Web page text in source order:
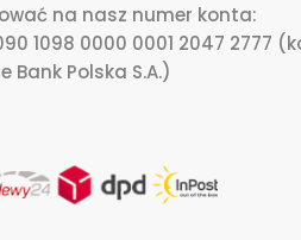
na nasz numer konta:
1098 0000 0001 2047 2777
Bank Polska S.A.)